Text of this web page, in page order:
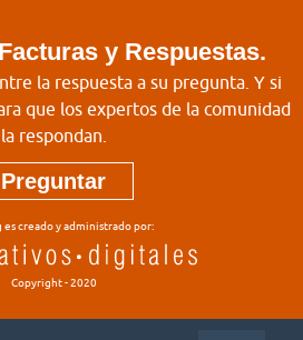
y Respuestas.
la respuesta a su pregunta. Y si
que los expertos de la comunidad
la respondan.
Preguntar
es creado y administrado por:
Copyright - 2020